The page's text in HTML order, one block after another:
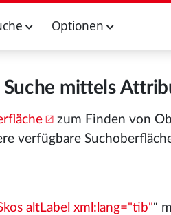
Optionen
Suche mittels
zum Finden von
verfügbare
altLabel xml:lang="tib"“